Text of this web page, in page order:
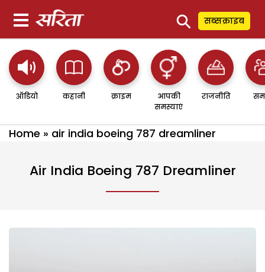
⚲ सब्सक्राइब
ऑडियो कहानी क्राइम
आपकी
समस्याएं
राजनीति
Home » air india boeing 787 dreamliner
Air India Boeing 787 Dreamliner